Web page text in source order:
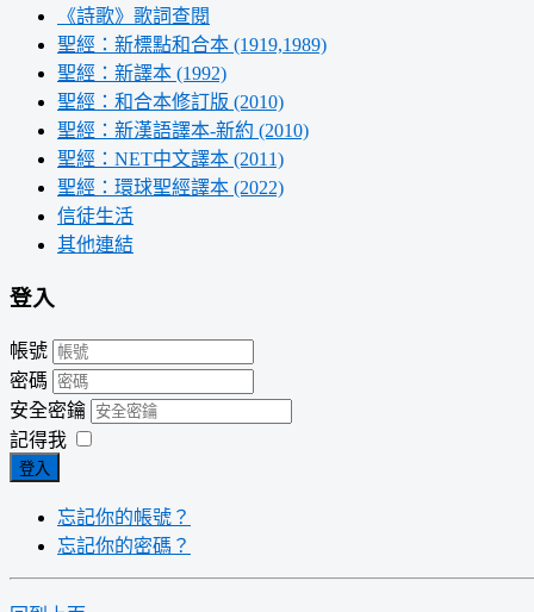
《詩歌》歌詞查閱
聖經：新標點和合本 (1919,1989)
聖經：新譯本 (1992)
聖經：和合本修訂版 (2010)
聖經：新漢語譯本-新約 (2010)
聖經：NET中文譯本 (2011)
聖經：環球聖經譯本 (2022)
信徒生活
其他連結
登入
帳號
密碼
安全密鑰
記得我
登入
忘記你的帳號？
忘記你的密碼？